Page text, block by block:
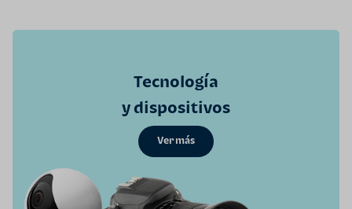
Tecnología
y dispositivos
Ver más